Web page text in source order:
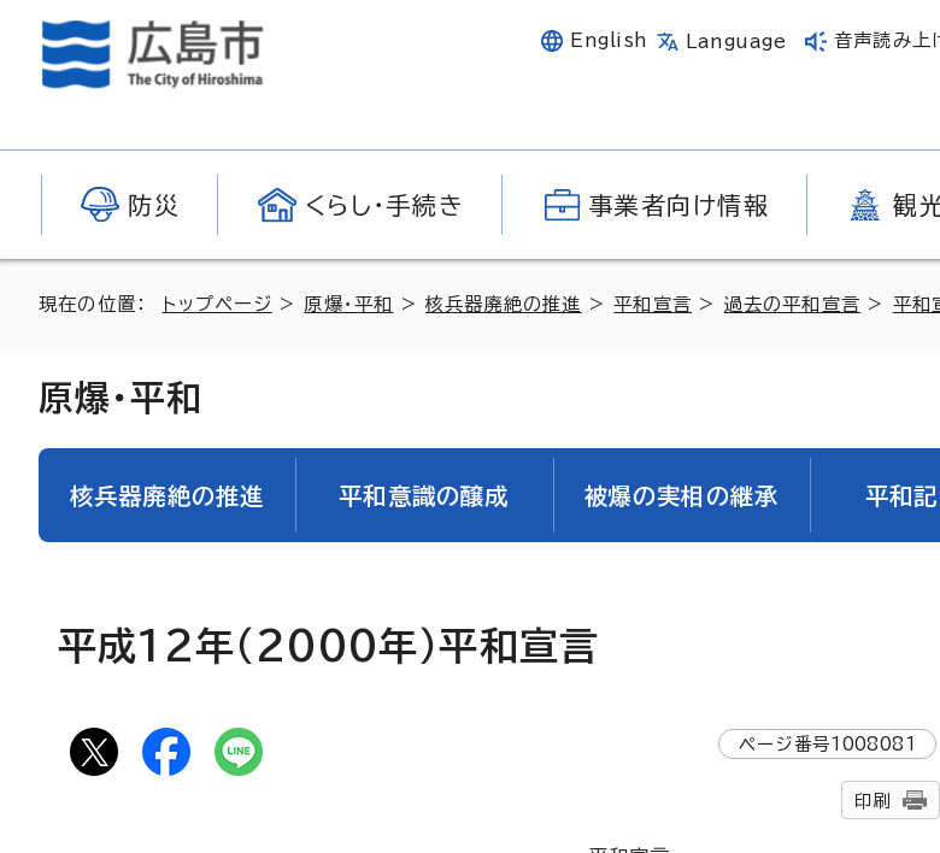
English Language 音声読み上
防災 くらし・手続き 事業者向け情報 観
現在の位置： トップページ > 原爆・平和 >核兵器廃絶の推進 >平和宣言 > 過去の平和宣言 > 平和
原爆・平和
核兵器廃絶の推進 平和意識の醸成 被爆の実相の継承 平和
平成12年（2000年）平和宣言
ページ番号1008081
印刷